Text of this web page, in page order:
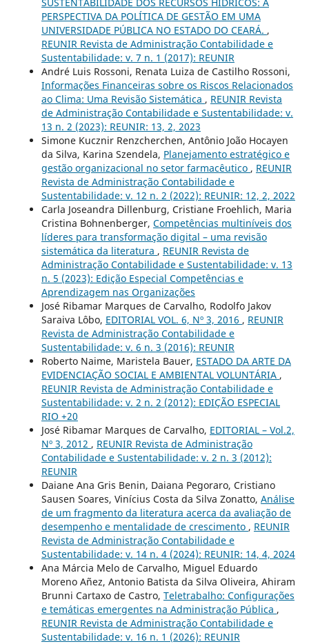
PERSPECTIVA DA POLÍTICA DE GESTÃO EM UMA
UNIVERSIDADE PÚBLICA NO ESTADO DO CEARÁ. ,
REUNIR Revista de Administração Contabilidade e
Sustentabilidade: v. 7 n. 1 (2017): REUNIR
André Luis Rossoni, Renata Luiza de Castilho Rossoni,
Informações Financeiras sobre os Riscos Relacionados
ao Clima: Uma Revisão Sistemática , REUNIR Revista
de Administração Contabilidade e Sustentabilidade: v.
13 n. 2 (2023): REUNIR: 13, 2, 2023
Simone Kucznir Renzcherchen, Antônio João Hocayen
da Silva, Karina Szendela, Planejamento estratégico e
gestão organizacional no setor farmacêutico , REUNIR
Revista de Administração Contabilidade e
Sustentabilidade: v. 12 n. 2 (2022): REUNIR: 12, 2, 2022
Carla Joseandra Dillenburg, Cristiane Froehlich, Maria
Cristina Bohnenberger, Competências multiníveis dos
líderes para transformação digital – uma revisão
sistemática da literatura , REUNIR Revista de
Administração Contabilidade e Sustentabilidade: v. 13
n. 5 (2023): Edição Especial Competências e
Aprendizagem nas Organizações
José Ribamar Marques de Carvalho, Rodolfo Jakov
Saraiva Lôbo, EDITORIAL VOL. 6, Nº 3, 2016 , REUNIR
Revista de Administração Contabilidade e
Sustentabilidade: v. 6 n. 3 (2016): REUNIR
Roberto Naime, Maristela Bauer, ESTADO DA ARTE DA
EVIDENCIAÇÃO SOCIAL E AMBIENTAL VOLUNTÁRIA ,
REUNIR Revista de Administração Contabilidade e
Sustentabilidade: v. 2 n. 2 (2012): EDIÇÃO ESPECIAL
RIO +20
José Ribamar Marques de Carvalho, EDITORIAL – Vol.2,
Nº 3, 2012 , REUNIR Revista de Administração
Contabilidade e Sustentabilidade: v. 2 n. 3 (2012):
REUNIR
Daiane Ana Gris Benin, Daiana Pegoraro, Cristiano
Sausen Soares, Vinícius Costa da Silva Zonatto, Análise
de um fragmento da literatura acerca da avaliação de
desempenho e mentalidade de crescimento , REUNIR
Revista de Administração Contabilidade e
Sustentabilidade: v. 14 n. 4 (2024): REUNIR: 14, 4, 2024
Ana Márcia Melo de Carvalho, Miguel Eduardo
Moreno Añez, Antonio Batista da Silva Oliveira, Ahiram
Brunni Cartaxo de Castro, Teletrabalho: Configurações
e temáticas emergentes na Administração Pública ,
REUNIR Revista de Administração Contabilidade e
Sustentabilidade: v. 16 n. 1 (2026): REUNIR